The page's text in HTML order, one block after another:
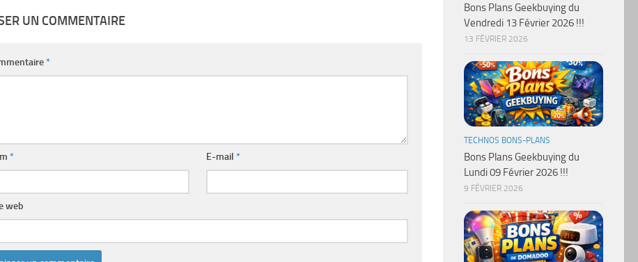
UN COMMENTAIRE
*
* E-mail*
web
Bons Plans Geekbuying du
Vendredi 13 Février 2026 !!!
13 FÉVRIER 2026
TECHNOS BONS-PLANS
Bons Plans Geekbuying du
Lundi 09 Février 2026 !!!
9 FÉVRIER 2026